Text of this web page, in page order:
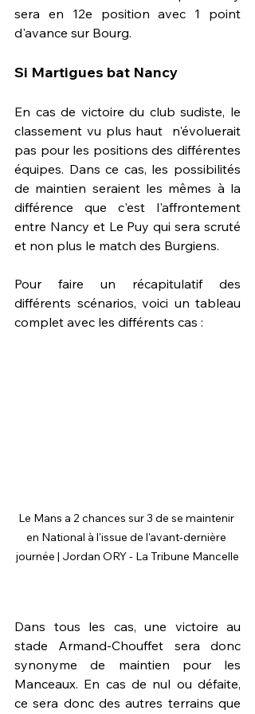
sera en 12e position avec 1 point
d'avance sur Bourg.
Si Martigues bat Nancy
En cas de victoire du club sudiste, le
classement vu plus haut  n'évoluerait
pas pour les positions des différentes
équipes. Dans ce cas, les possibilités
de maintien seraient les mêmes à la
différence que c'est l'affrontement
entre Nancy et Le Puy qui sera scruté
et non plus le match des Burgiens.
Pour faire un récapitulatif des
différents scénarios, voici un tableau
complet avec les différents cas :
Le Mans a 2 chances sur 3 de se maintenir
en National à l'issue de l'avant-dernière
journée | Jordan ORY - La Tribune Mancelle
Dans tous les cas, une victoire au
stade Armand-Chouffet sera donc
synonyme de maintien pour les
Manceaux. En cas de nul ou défaite,
ce sera donc des autres terrains que